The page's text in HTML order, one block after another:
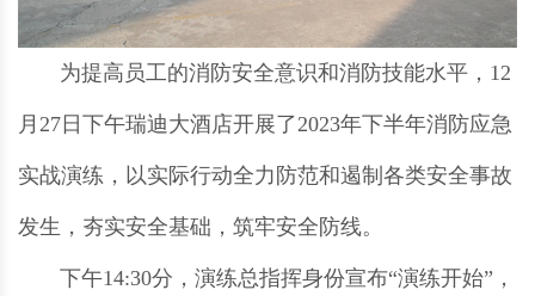
为提高员工的消防安全意识和消防技能水平，12
月27日下午瑞迪大酒店开展了2023年下半年消防应急
实战演练，以实际行动全力防范和遏制各类安全事故
发生，夯实安全基础，筑牢安全防线。
下午14:30分，演练总指挥身份宣布“演练开始”，